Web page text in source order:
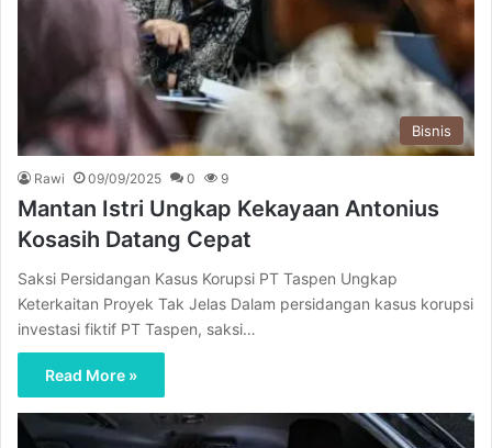
Bisnis
Rawi 09/09/2025 0 9
Mantan Istri Ungkap Kekayaan Antonius
Kosasih Datang Cepat
Saksi Persidangan Kasus Korupsi PT Taspen Ungkap
Keterkaitan Proyek Tak Jelas Dalam persidangan kasus korupsi
investasi fiktif PT Taspen, saksi…
Read More »